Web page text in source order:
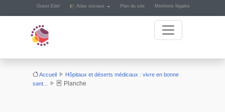
Ouest-Edel Atlas sociaux Plan du site Mentions légales
Accueil
Hôpitaux et déserts médicaux : vivre en bonne
sant...
Planche
Panneau de gestion des cookies